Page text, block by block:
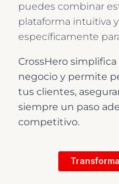
puedes combinar
plataforma intuitiva
específicamente
CrossHero
negocio y permite
tus clientes,
siempre un paso
competitivo.